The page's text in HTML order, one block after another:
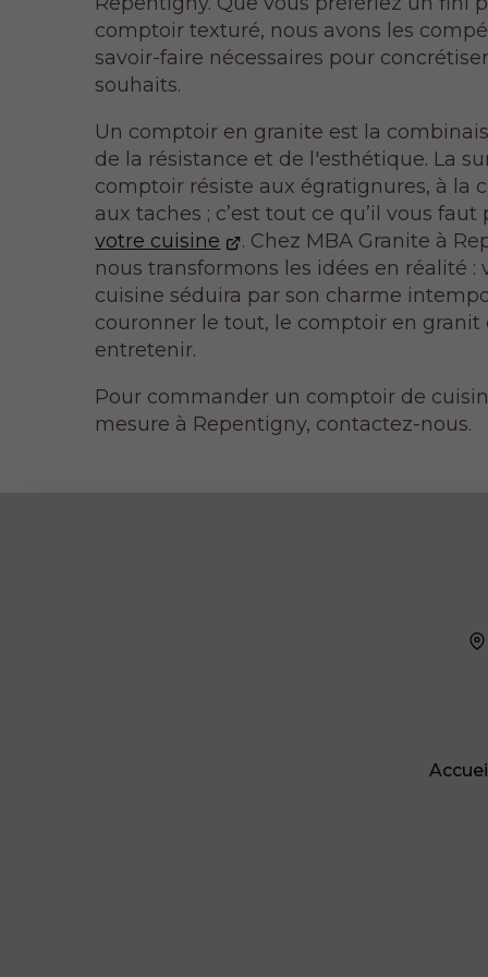
comptoir texturé, nous avons les
savoir-faire nécessaires pour
souhaits.
Un comptoir en granite est la
de la résistance et de l'esthétique. La
comptoir résiste aux égratignures, à la
aux taches ; c’est tout ce qu’il vous faut
votre cuisine
. Chez MBA Granite à
nous transformons les idées en réalité :
cuisine séduira par son charme
couronner le tout, le comptoir en granit
entretenir.
Pour commander un comptoir de
mesure à Repentigny, contactez-nous.